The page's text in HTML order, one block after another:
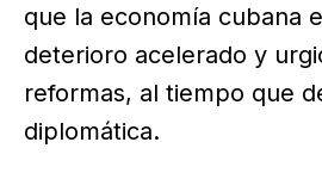
que la economía cubana
deterioro acelerado y
reformas, al tiempo que
diplomática.